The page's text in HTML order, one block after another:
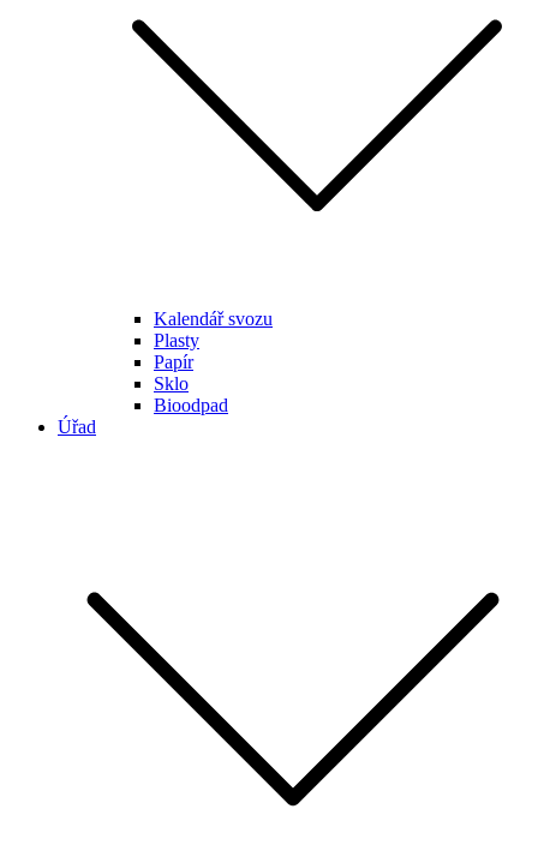
Kalendář svozu
Plasty
Papír
Sklo
Bioodpad
Úřad